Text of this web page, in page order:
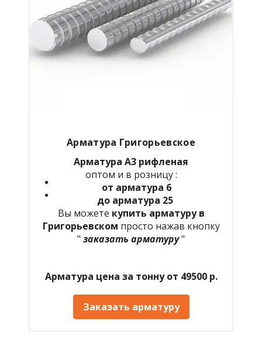
Арматура Григорьевское
Арматура А3 рифленая
оптом и в розницу :
от арматура 6
до арматура 25
Вы можете купить арматуру в
Григорьевском просто нажав кнопку
" заказать арматуру"
Арматура цена за тонну от 49500 р.
Заказать арматуру